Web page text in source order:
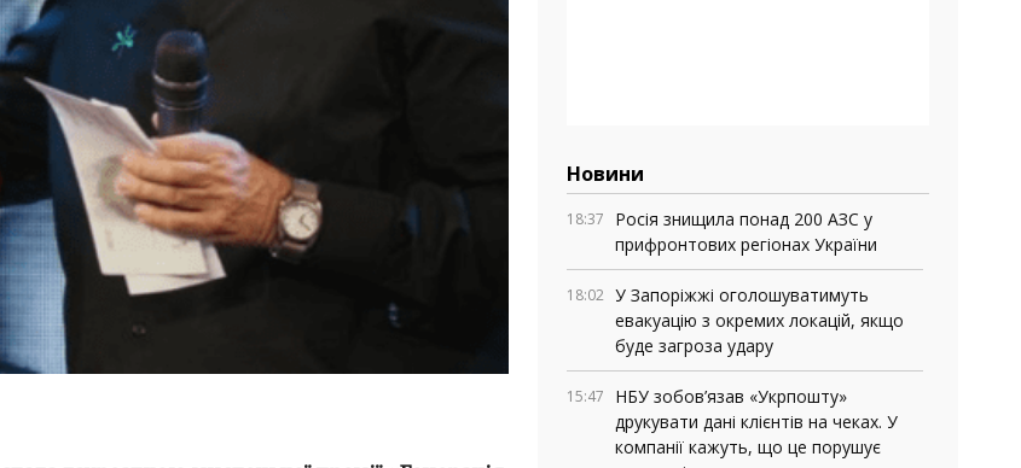
Новини
18:37
Росія знищила понад 200 АЗС у
прифронтових регіонах України
18:02 У Запоріжжі оголошуватимуть
евакуацію з окремих локацій, якщо
буде загроза удару
15:47
НБУ зобов’язав «Укрпошту»
друкувати дані клієнтів на чеках. У
компанії кажуть, що це порушує